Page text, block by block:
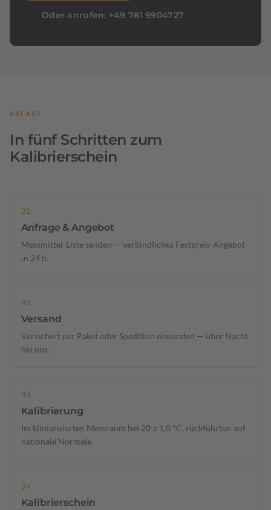
Oder anrufen: +49 781 9904727
ABLAUF
In fünf Schritten zum
Kalibrierschein
Anfrage & Angebot
Messmittel-Liste senden — verbindliches Festpreis-Angebot
in 24 h.
Versand
Versichert per Paket oder Spedition einsenden — über Nacht
bei uns.
Kalibrierung
Im klimatisierten Messraum bei 20 ± 1,0 °C, rückführbar auf
nationale Normale.
Kalibrierschein